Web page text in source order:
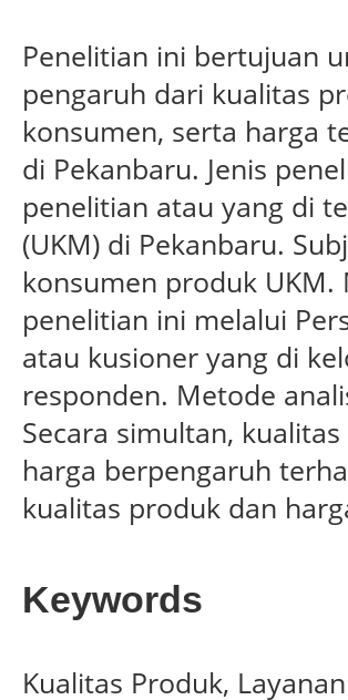
Penelitian ini bertujuan
pengaruh dari kualitas
konsumen, serta harga
di Pekanbaru. Jenis
penelitian atau yang di
(UKM) di Pekanbaru.
konsumen produk
penelitian ini melalui
atau kusioner yang di
responden. Metode
Secara simultan,
harga berpengaruh
kualitas produk dan
Keywords
Kualitas Produk,